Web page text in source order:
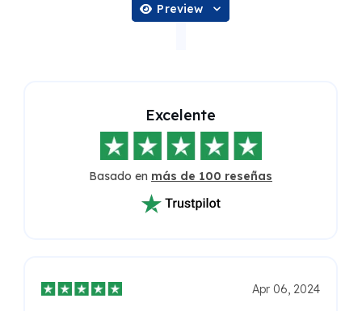
Preview
Excelente
Basado en más de 100 reseñas
Apr 06, 2024